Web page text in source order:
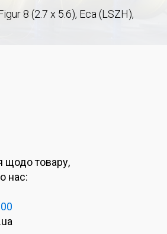
8 (2.7 x 5.6), Eca (LSZH),
щодо товару,
нас: